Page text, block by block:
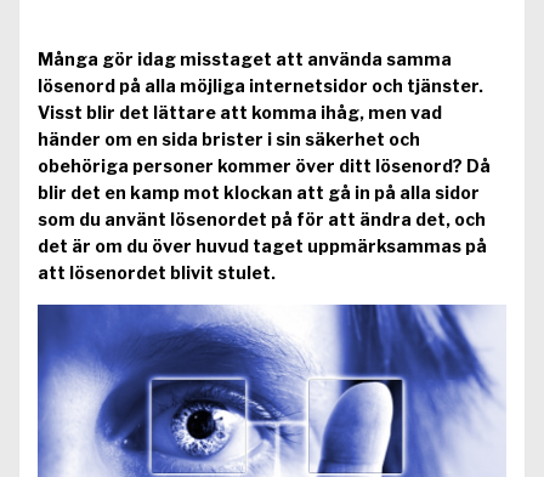
Många gör idag misstaget att använda samma
lösenord på alla möjliga internetsidor och tjänster.
Visst blir det lättare att komma ihåg, men vad
händer om en sida brister i sin säkerhet och
obehöriga personer kommer över ditt lösenord? Då
blir det en kamp mot klockan att gå in på alla sidor
som du använt lösenordet på för att ändra det, och
det är om du över huvud taget uppmärksammas på
att lösenordet blivit stulet.